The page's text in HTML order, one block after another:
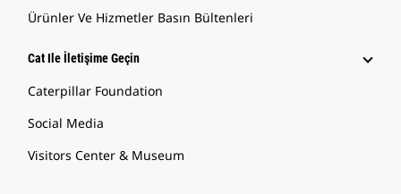
Ürünler Ve Hizmetler Basın Bültenleri
Cat Ile İletişime Geçin
Caterpillar Foundation
Social Media
Visitors Center & Museum